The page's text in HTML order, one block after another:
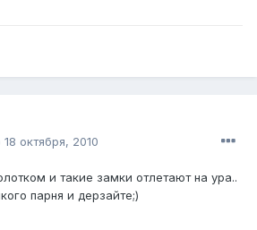
18 октября, 2010
и такие замки отлетают на ура..
парня и дерзайте;)